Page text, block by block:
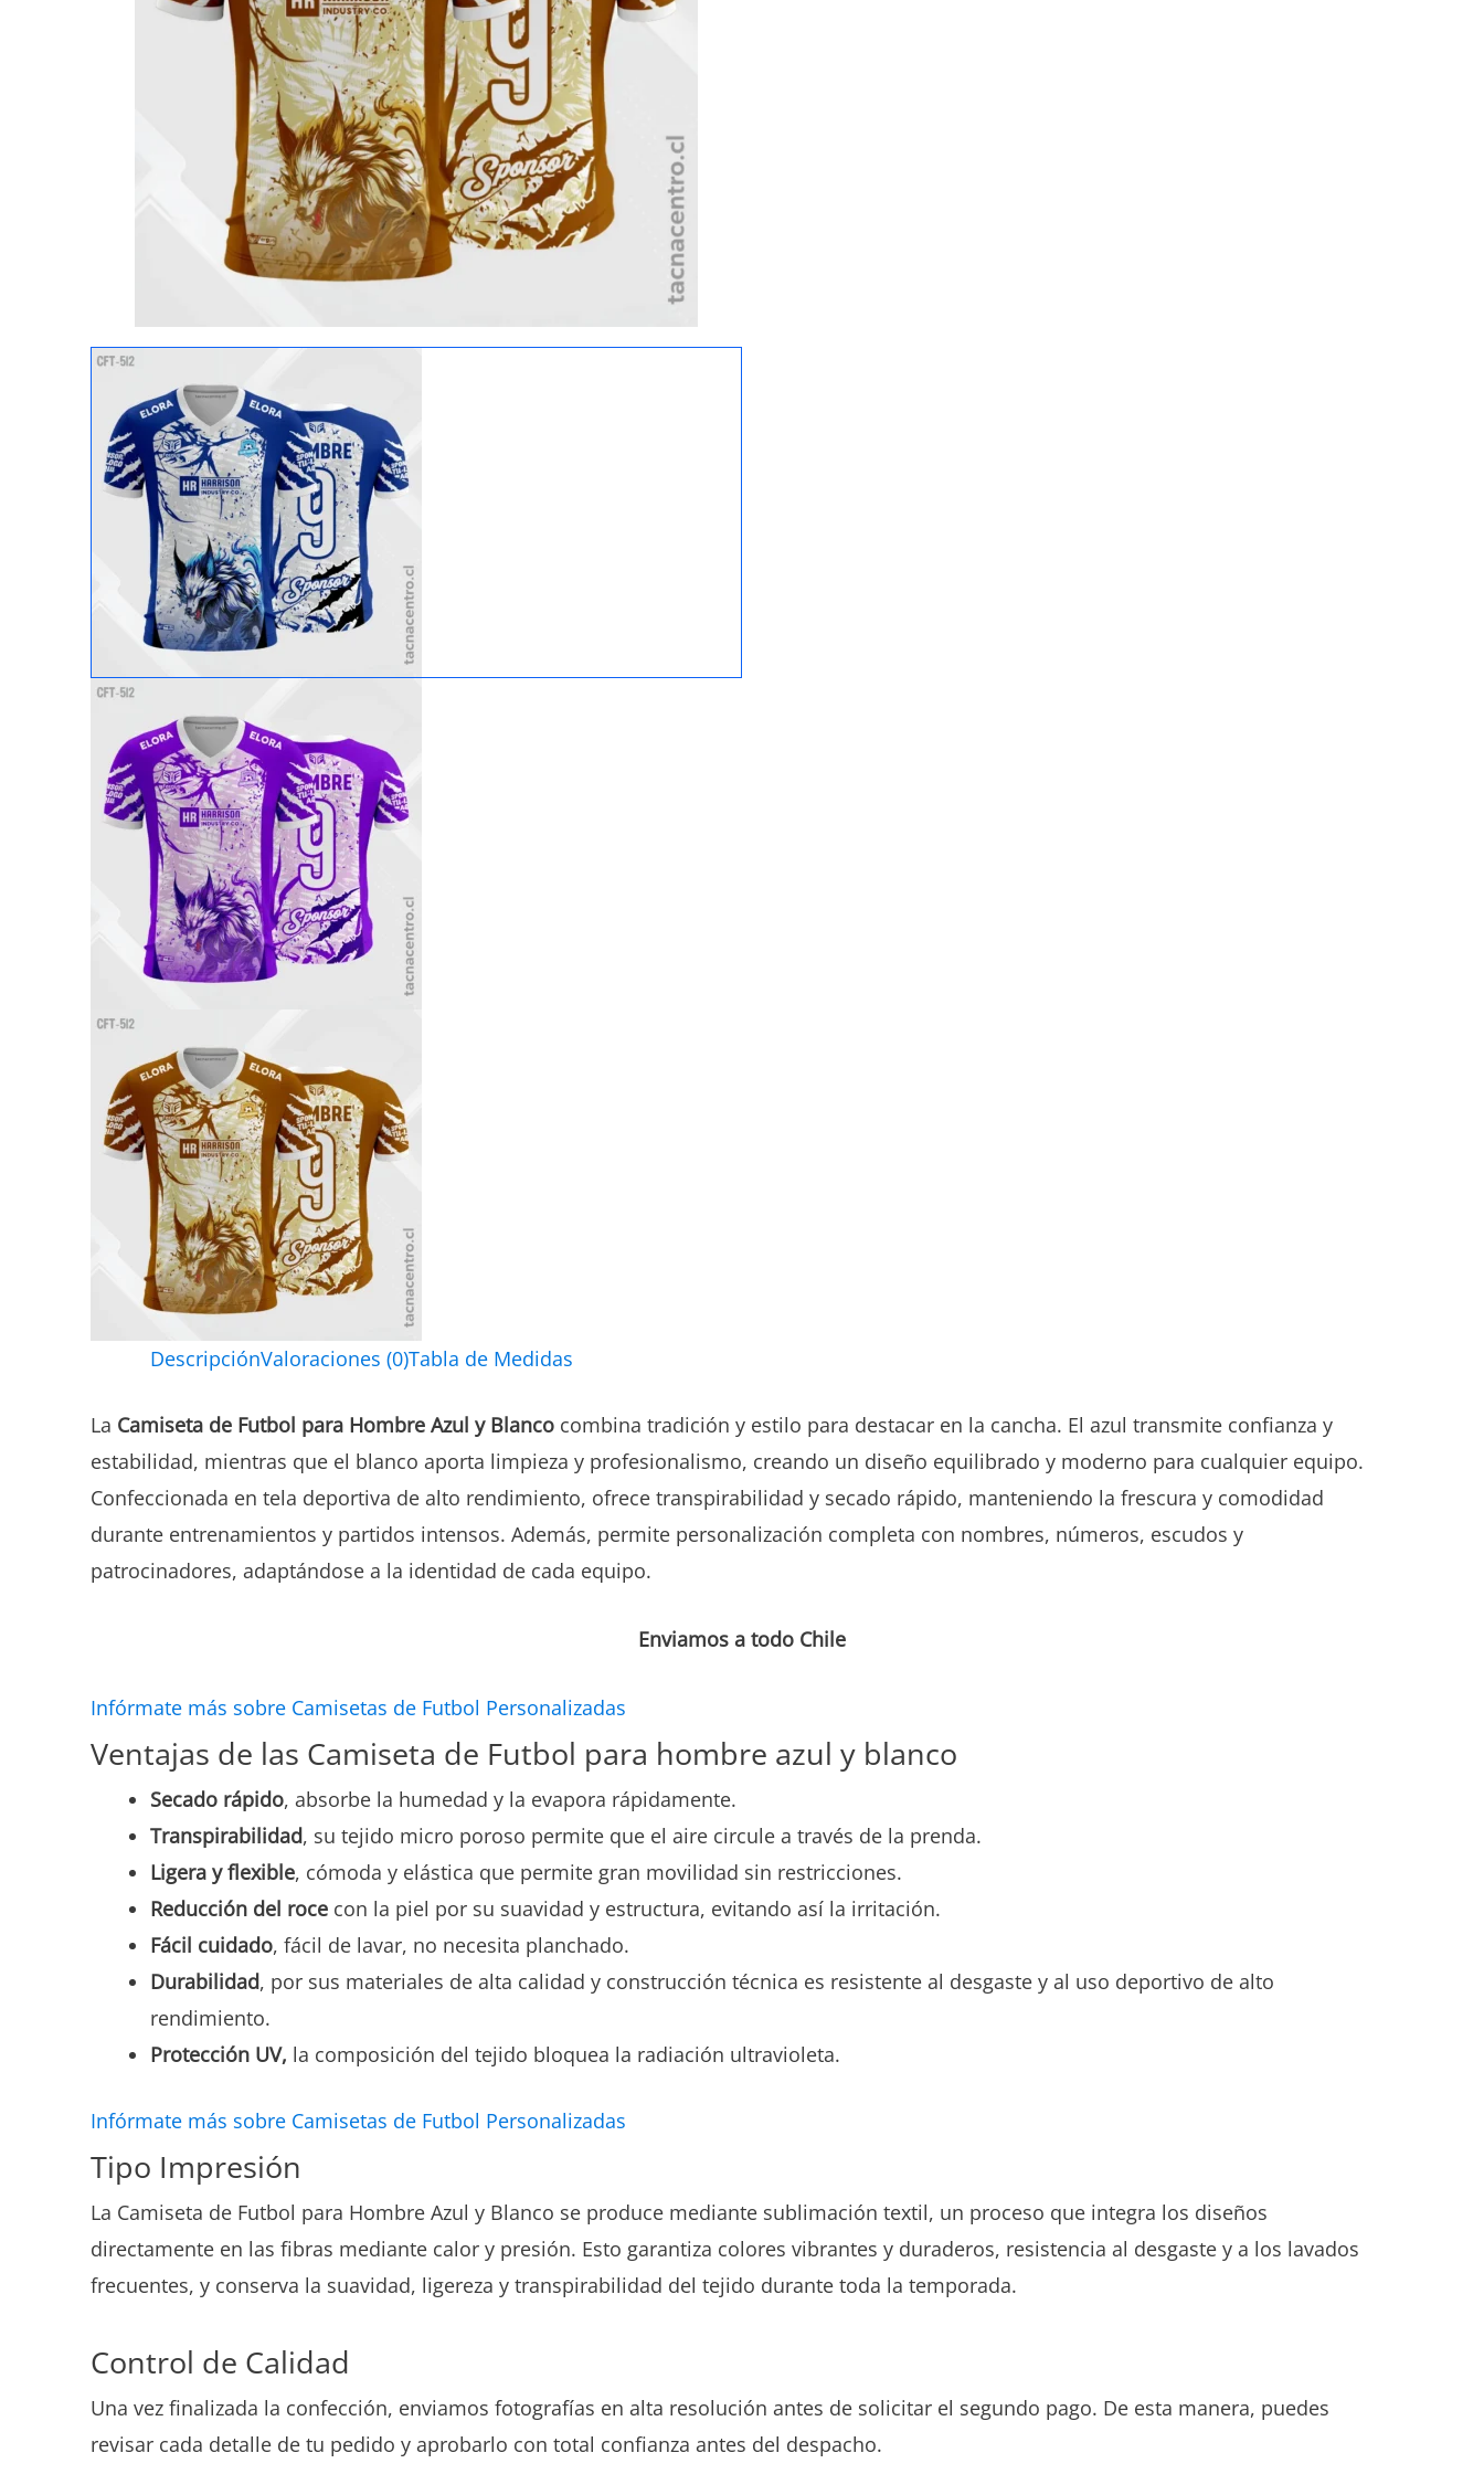
DescripciónValoraciones (0)Tabla de Medidas
La Camiseta de Futbol para Hombre Azul y Blanco combina tradición y estilo para destacar en la cancha. El azul transmite confianza y
estabilidad, mientras que el blanco aporta limpieza y profesionalismo, creando un diseño equilibrado y moderno para cualquier equipo.
Confeccionada en tela deportiva de alto rendimiento, ofrece transpirabilidad y secado rápido, manteniendo la frescura y comodidad
durante entrenamientos y partidos intensos. Además, permite personalización completa con nombres, números, escudos y
patrocinadores, adaptándose a la identidad de cada equipo.
Enviamos a todo Chile
Infórmate más sobre Camisetas de Futbol Personalizadas
Ventajas de las Camiseta de Futbol para hombre azul y blanco
Secado rápido, absorbe la humedad y la evapora rápidamente.
Transpirabilidad, su tejido micro poroso permite que el aire circule a través de la prenda.
Ligera y flexible, cómoda y elástica que permite gran movilidad sin restricciones.
Reducción del roce con la piel por su suavidad y estructura, evitando así la irritación.
Fácil cuidado, fácil de lavar, no necesita planchado.
Durabilidad, por sus materiales de alta calidad y construcción técnica es resistente al desgaste y al uso deportivo de alto
rendimiento.
Protección UV, la composición del tejido bloquea la radiación ultravioleta.
Infórmate más sobre Camisetas de Futbol Personalizadas
Tipo Impresión
La Camiseta de Futbol para Hombre Azul y Blanco se produce mediante sublimación textil, un proceso que integra los diseños
directamente en las fibras mediante calor y presión. Esto garantiza colores vibrantes y duraderos, resistencia al desgaste y a los lavados
frecuentes, y conserva la suavidad, ligereza y transpirabilidad del tejido durante toda la temporada.
Control de Calidad
Una vez finalizada la confección, enviamos fotografías en alta resolución antes de solicitar el segundo pago. De esta manera, puedes
revisar cada detalle de tu pedido y aprobarlo con total confianza antes del despacho.